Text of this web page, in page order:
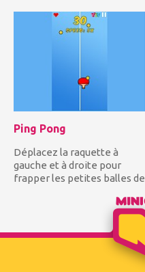
Ping Pong
Déplacez la raquette à
gauche et à droite pour
frapper les petites balles de